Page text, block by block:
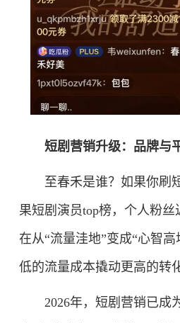
短剧营销升级：品牌与
至春禾是谁？如果你刷短
果短剧演员top榜，个人粉
在从“流量洼地”变成“心智
低的流量成本撬动更高的转
2026年，短剧营销已成为